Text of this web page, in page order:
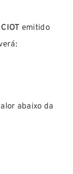
CIOT emitido
abaixo da